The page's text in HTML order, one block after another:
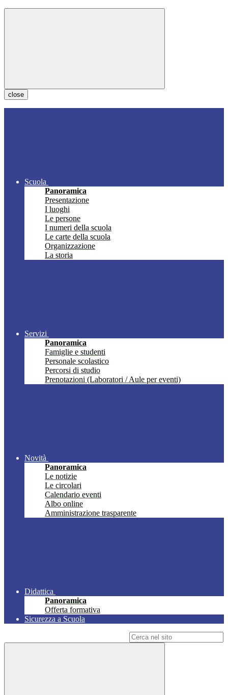
close
Scuola
Panoramica
Presentazione
I luoghi
Le persone
I numeri della scuola
Le carte della scuola
Organizzazione
La storia
Servizi
Panoramica
Famiglie e studenti
Personale scolastico
Percorsi di studio
Prenotazioni (Laboratori / Aule per eventi)
Novità
Panoramica
Le notizie
Le circolari
Calendario eventi
Albo online
Amministrazione trasparente
Didattica
Panoramica
Offerta formativa
Sicurezza a Scuola